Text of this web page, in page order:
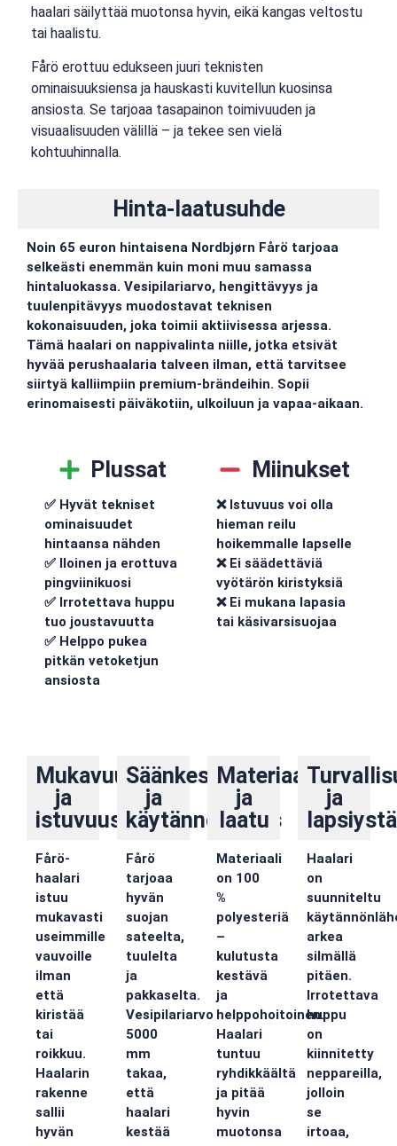
haalari säilyttää muotonsa hyvin, eikä kangas veltostu
tai haalistu.
Fårö erottuu edukseen juuri teknisten
ominaisuuksiensa ja hauskasti kuvitellun kuosinsa
ansiosta. Se tarjoaa tasapainon toimivuuden ja
visuaalisuuden välillä – ja tekee sen vielä
kohtuuhinnalla.
Hinta-laatusuhde
Noin 65 euron hintaisena Nordbjørn Fårö tarjoaa
selkeästi enemmän kuin moni muu samassa
hintaluokassa. Vesipilariarvo, hengittävyys ja
tuulenpitävyys muodostavat teknisen
kokonaisuuden, joka toimii aktiivisessa arjessa.
Tämä haalari on nappivalinta niille, jotka etsivät
hyvää perushaalaria talveen ilman, että tarvitsee
siirtyä kalliimpiin premium-brändeihin. Sopii
erinomaisesti päiväkotiin, ulkoiluun ja vapaa-aikaan.
Plussat
✅ Hyvät tekniset
ominaisuudet
hintaansa nähden
✅ Iloinen ja erottuva
pingviinikuosi
✅ Irrotettava huppu
tuo joustavuutta
✅ Helppo pukea
pitkän vetoketjun
ansiosta
Miinukset
❌ Istuvuus voi olla
hieman reilu
hoikemmalle lapselle
❌ Ei säädettäviä
vyötärön kiristyksiä
❌ Ei mukana lapasia
tai käsivarsisuojaa
Mukavuus
ja
istuvuus
Fårö-
haalari
istuu
mukavasti
useimmille
vauvoille
ilman
että
kiristää
tai
roikkuu.
Haalarin
rakenne
sallii
hyvän
Säänkestävyys
ja
käytännöllisyys
Fårö
tarjoaa
hyvän
suojan
sateelta,
tuulelta
ja
pakkaselta.
Vesipilariarvo
5000
mm
takaa,
että
haalari
kestää
Materiaali
ja
laatu
Materiaali
on 100
%
polyesteriä
–
kulutusta
kestävä
ja
helppohoitoinen.
Haalari
tuntuu
ryhdikkäältä
ja pitää
hyvin
muotonsa
ja
Haalari
on
suunniteltu
arkea
silmällä
pitäen.
Irrotettava
huppu
on
kiinnitetty
neppareilla,
jolloin
se
irtoaa,